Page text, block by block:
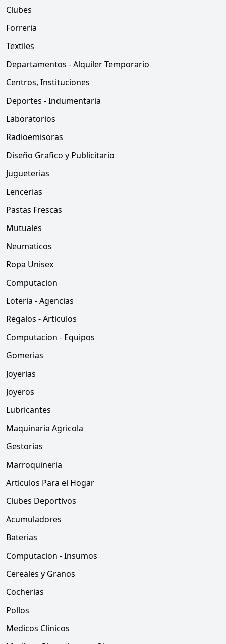
Clubes
Forreria
Textiles
Departamentos - Alquiler Temporario
Centros, Instituciones
Deportes - Indumentaria
Laboratorios
Radioemisoras
Diseño Grafico y Publicitario
Jugueterias
Lencerias
Pastas Frescas
Mutuales
Neumaticos
Ropa Unisex
Computacion
Loteria - Agencias
Regalos - Articulos
Computacion - Equipos
Gomerias
Joyerias
Joyeros
Lubricantes
Maquinaria Agricola
Gestorias
Marroquineria
Articulos Para el Hogar
Clubes Deportivos
Acumuladores
Baterias
Computacion - Insumos
Cereales y Granos
Cocherias
Pollos
Medicos Clinicos